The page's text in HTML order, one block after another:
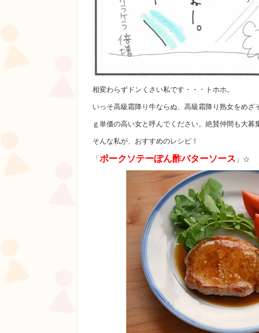
相変わらずドンくさい私です・・・トホホ。
いっそ高級霜降り牛ならぬ、高級霜降り熟女をめざ
ｇ単価の高い女と呼んでください。絶賛仲間も大募
そんな私が、おすすめのレシピ！
「ポークソテーぽん酢バターソース 」☆